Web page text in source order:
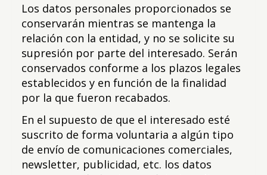
Los datos personales proporcionados se
conservarán mientras se mantenga la
relación con la entidad, y no se solicite su
supresión por parte del interesado. Serán
conservados conforme a los plazos legales
establecidos y en función de la finalidad
por la que fueron recabados.
En el supuesto de que el interesado esté
suscrito de forma voluntaria a algún tipo
de envío de comunicaciones comerciales,
newsletter, publicidad, etc. los datos